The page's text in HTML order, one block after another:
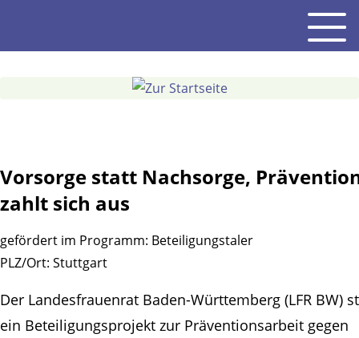
Inhalt
Vorsorge statt Nachsorge,
zahlt sich aus
gefördert im Programm: Beteiligungstaler
PLZ/Ort: Stuttgart
Der Landesfrauenrat Baden-Württemberg (LFR BW)
ein Beteiligungsprojekt zur Präventionsarbeit gegen